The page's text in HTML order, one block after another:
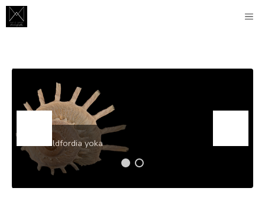
Aller
au
Guildfordia yoka